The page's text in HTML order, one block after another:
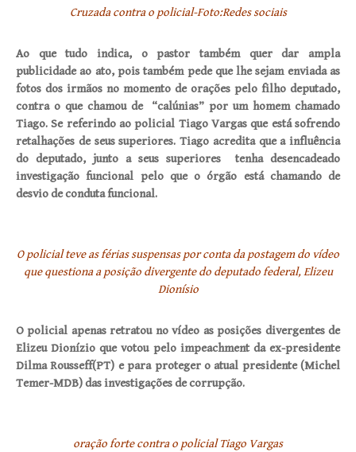
Cruzada contra o policial-Foto:Redes sociais
Ao que tudo indica, o pastor também quer dar ampla
publicidade ao ato, pois também pede que lhe sejam enviada as
fotos dos irmãos no momento de orações pelo filho deputado,
contra o que chamou de “calúnias” por um homem chamado
Tiago. Se referindo ao policial Tiago Vargas que está sofrendo
retalhações de seus superiores. Tiago acredita que a influência
do deputado, junto a seus superiores tenha desencadeado
investigação funcional pelo que o órgão está chamando de
desvio de conduta funcional.
O policial teve as férias suspensas por conta da postagem do vídeo
que questiona a posição divergente do deputado federal, Elizeu
Dionísio
O policial apenas retratou no vídeo as posições divergentes de
Elizeu Dionízio que votou pelo impeachment da ex-presidente
Dilma Rousseff(PT) e para proteger o atual presidente (Michel
Temer-MDB) das investigações de corrupção.
oração forte contra o policial Tiago Vargas